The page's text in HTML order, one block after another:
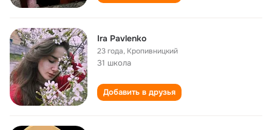
Ira Pavlenko
23 года, Кропивницкий
31 школа
Добавить в друзья